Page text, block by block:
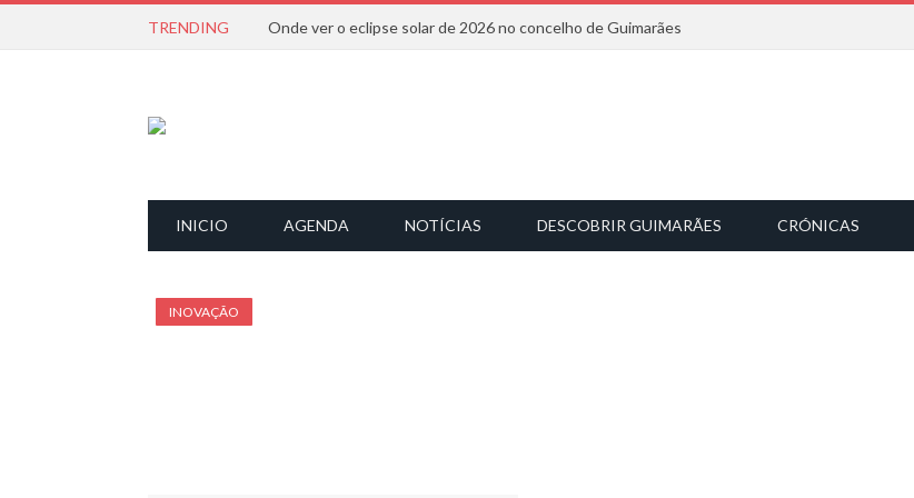
TRENDING Onde ver o eclipse solar de 2026 no concelho de Guimarães
INICIO AGENDA NOTÍCIAS DESCOBRIR GUIMARÃES CRÓNICAS
INOVAÇÃO